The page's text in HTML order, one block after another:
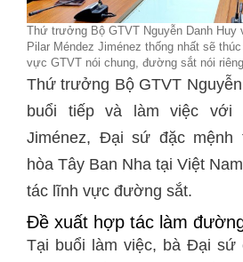
Thứ trưởng Bộ GTVT Nguyễn Danh
Pilar Méndez Jiménez thống nhất sẽ
vực GTVT nói chung, đường sắt nói
Thứ trưởng Bộ GTVT
buổi tiếp và làm việc với
Jiménez, Đại sứ đặc mệnh
hòa Tây Ban Nha tại Việt
tác lĩnh vực đường sắt.
Đề xuất hợp tác làm
Tại buổi làm việc, bà Đại sứ